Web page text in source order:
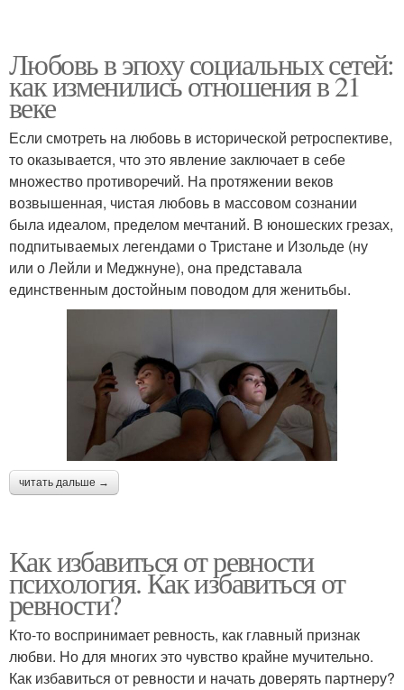
Любовь в эпоху социальных сетей:
как изменились отношения в 21
веке
Если смотреть на любовь в исторической ретроспективе,
то оказывается, что это явление заключает в себе
множество противоречий. На протяжении веков
возвышенная, чистая любовь в массовом сознании
была идеалом, пределом мечтаний. В юношеских грезах,
подпитываемых легендами о Тристане и Изольде (ну
или о Лейли и Меджнуне), она представала
единственным достойным поводом для женитьбы.
читать дальше →
Как избавиться от ревности
психология. Как избавиться от
ревности?
Кто-то воспринимает ревность, как главный признак
любви. Но для многих это чувство крайне мучительно.
Как избавиться от ревности и начать доверять партнеру?